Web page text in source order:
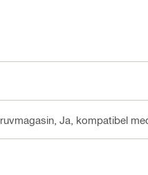
Ja, kompatibel